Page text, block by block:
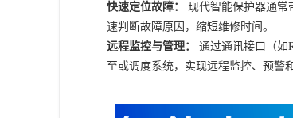
快速定位故障：
现代智能保护器通常
速判断故障原因，缩短维修时间。
远程监控与管理：
通过通讯接口（如
至或调度系统，实现远程监控、预警